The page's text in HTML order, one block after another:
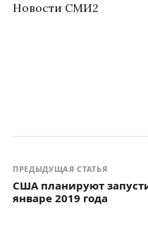
Новости СМИ2
ПРЕДЫДУЩАЯ СТАТЬЯ
США планируют
январе 2019 года